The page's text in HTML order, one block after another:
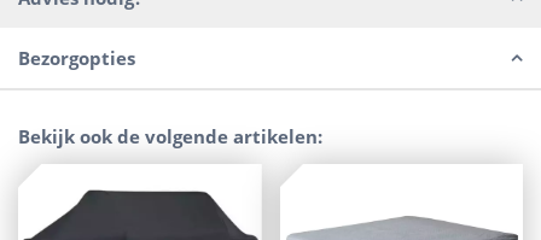
Bezorgopties
Bekijk ook de volgende artikelen: